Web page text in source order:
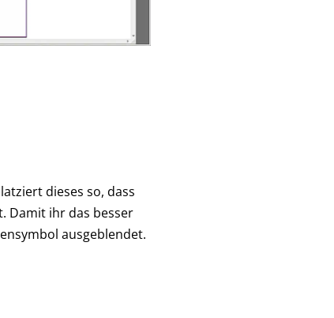
dieses so, dass
Damit ihr das besser
ausgeblendet.